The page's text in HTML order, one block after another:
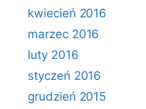
kwiecień 2016
marzec 2016
luty 2016
styczeń 2016
grudzień 2015